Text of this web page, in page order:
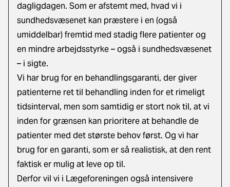
dagligdagen. Som er afstemt med, hvad vi i
sundhedsvæsenet kan præstere i en (også
umiddelbar) fremtid med stadig flere patienter og
en mindre arbejdsstyrke – også i sundhedsvæsenet
– i sigte.
Vi har brug for en behandlingsgaranti, der giver
patienterne ret til behandling inden for et rimeligt
tidsinterval, men som samtidig er stort nok til, at vi
inden for grænsen kan prioritere at behandle de
patienter med det største behov først. Og vi har
brug for en garanti, som er så realistisk, at den rent
faktisk er mulig at leve op til.
Derfor vil vi i Lægeforeningen også intensivere